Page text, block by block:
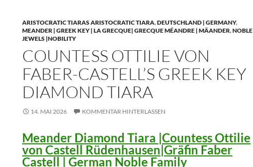
ARISTOCRATIC TIARAS ARISTOCRATIC TIARA,DEUTSCHLAND | GERMANY,
MEANDER | GREEK KEY | LA GRECQUE| GRECQUE MÉANDRE | MÄANDER,NOBLE
JEWELS |NOBILITY
COUNTESS OTTILIE VON
FABER-CASTELL’S GREEK KEY
DIAMOND TIARA
14. MAI 2026 KOMMENTAR HINTERLASSEN
Meander Diamond Tiara |Countess Ottilie
von Castell Rüdenhausen|Gräfin Faber
Castell | German Noble Family